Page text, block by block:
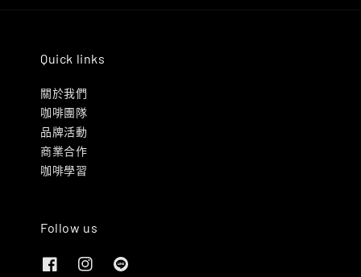
Quick links
關於我們
咖啡團隊
品牌活動
商業合作
咖啡學習
Follow us